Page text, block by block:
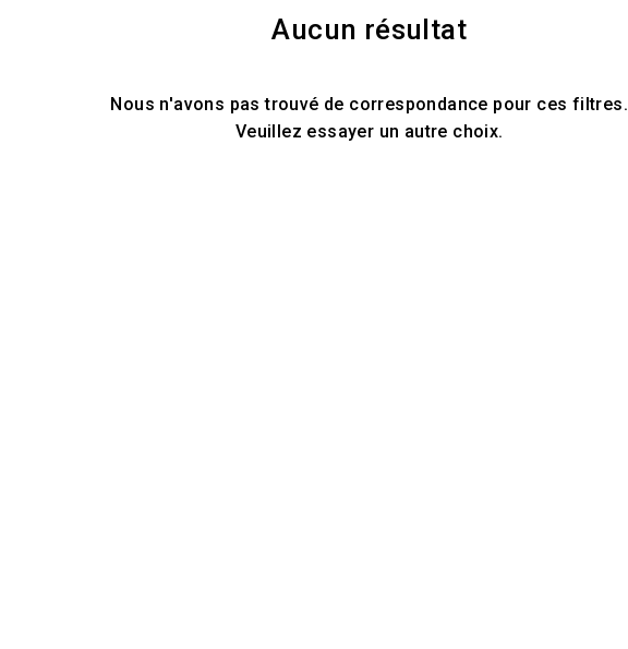
Aucun résultat
Nous n'avons pas trouvé de correspondance pour ces filtres.
Veuillez essayer un autre choix.